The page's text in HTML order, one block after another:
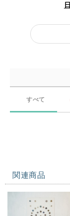
すべて
関連商品